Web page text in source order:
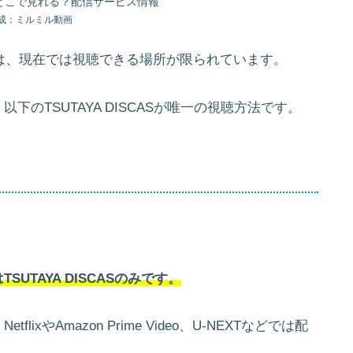
：ミルミル動画
現在では視聴できる場所が限られています。
下のTSUTAYA DISCASが唯一の視聴方法です。
DISCASのみです。
やAmazon Prime Video、U-NEXTなどでは配